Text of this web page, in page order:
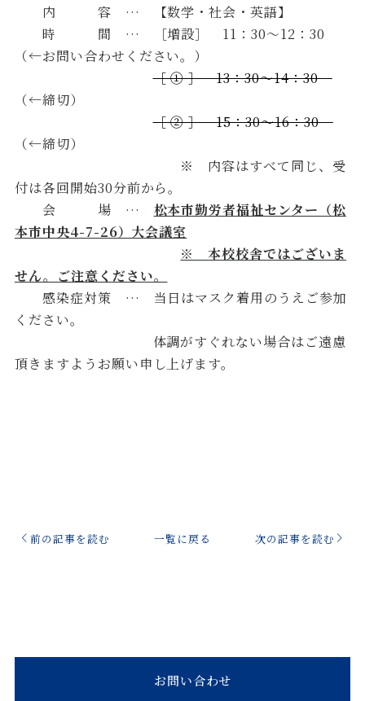
内 容 … 【数学・社会・英語】
時 間 … ［増設］ 11：30～12：30
（←お問い合わせください。）
［ ① ］ 13：30～14：30
（←締切）
［ ② ］ 15：30～16：30
（←締切）
※ 内容はすべて同じ、受
付は各回開始30分前から。
会 場 … 松本市勤労者福祉センター（松
本市中央4-7-26）大会議室
※ 本校校舎ではございま
せん。ご注意ください。
感染症対策 … 当日はマスク着用のうえご参加
ください。
体調がすぐれない場合はご遠慮
頂きますようお願い申し上げます。
前の記事を読む 一覧に戻る 次の記事を読む
お問い合わせ